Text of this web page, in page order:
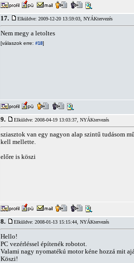
17. Elküldve: 2009-12-20 13:59:03, NYÁKtervezés
Nem megy a letoltes
[válaszok erre: #18]
9. Elküldve: 2008-04-19 13:03:37, NYÁKtervezés
sziasztok van egy nagyon alap szintű tudásom
kell mellette.
előre is köszi
8. Elküldve: 2008-01-13 15:15:44, NYÁKtervezés
Hello!
PC vezérléssel építenék robotot.
Valami nagy nyomatékú motor kéne hozzá mit
Köszi!